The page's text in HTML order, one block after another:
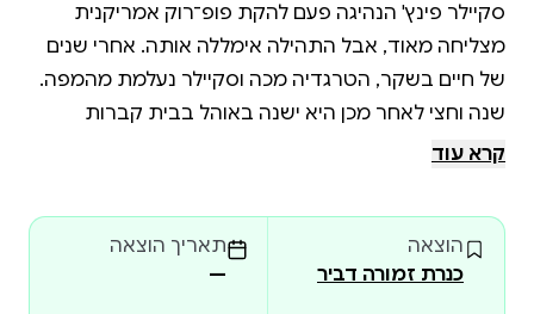
סקיילר פינץ' הנהיגה פעם להקת פופ־רוק אמריקנית
מצליחה מאוד, אבל התהילה אימללה אותה. אחרי שנים
שנה וחצי לאחר מכן היא ישנה באוהל בבית קברות
בגלזגו, ומקבצת די כסף לאוכל בשירה ברחובות. היא
קיליאן או'די עובד אצל דוד שלו ב"סקייסקרייפר רקורדס",
חברת התקליטים הכי מצליחה בסקוטלנד. דודו הוא זה
קרא עוד
הוצאה
כנרת זמורה דביר
תאריך הוצאה
—